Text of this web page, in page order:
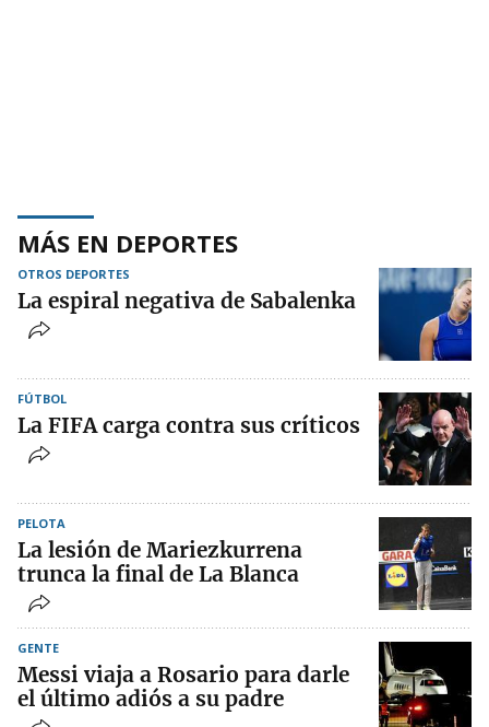
MÁS EN DEPORTES
OTROS DEPORTES
La espiral negativa de Sabalenka
FÚTBOL
La FIFA carga contra sus críticos
PELOTA
La lesión de Mariezkurrena
trunca la final de La Blanca
GENTE
Messi viaja a Rosario para darle
el último adiós a su padre